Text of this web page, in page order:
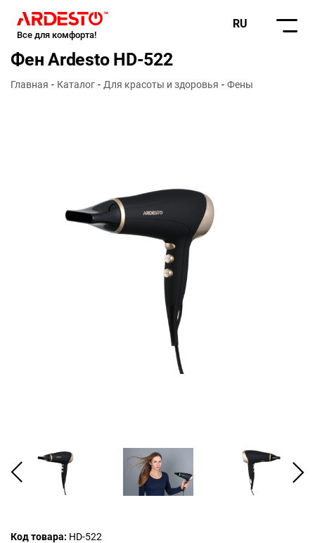
Все для комфорта!
RU
Фен Ardesto HD-522
Главная Каталог Для красоты и здоровья Фены
Код товара: HD-522